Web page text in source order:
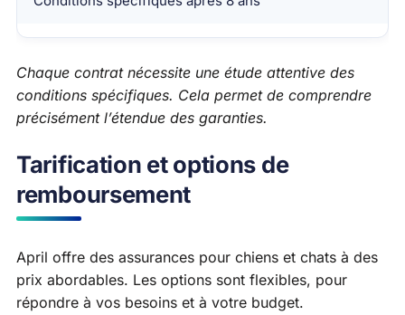
Chaque contrat nécessite une étude attentive des
conditions spécifiques. Cela permet de comprendre
précisément l’étendue des garanties.
Tarification et options de
remboursement
April offre des assurances pour chiens et chats à des
prix abordables. Les options sont flexibles, pour
répondre à vos besoins et à votre budget.